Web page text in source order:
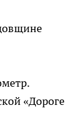
«Дороге